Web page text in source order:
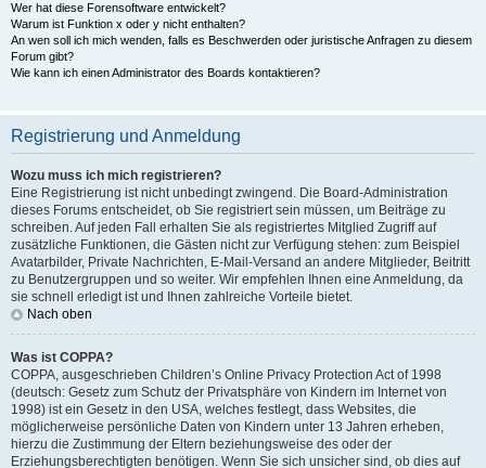
Wer hat diese Forensoftware entwickelt?
Warum ist Funktion x oder y nicht enthalten?
An wen soll ich mich wenden, falls es Beschwerden oder juristische Anfragen zu diesem
Forum gibt?
Wie kann ich einen Administrator des Boards kontaktieren?
Registrierung und Anmeldung
Wozu muss ich mich registrieren?
Eine Registrierung ist nicht unbedingt zwingend. Die Board-Administration
dieses Forums entscheidet, ob Sie registriert sein müssen, um Beiträge zu
schreiben. Auf jeden Fall erhalten Sie als registriertes Mitglied Zugriff auf
zusätzliche Funktionen, die Gästen nicht zur Verfügung stehen: zum Beispiel
Avatarbilder, Private Nachrichten, E-Mail-Versand an andere Mitglieder, Beitritt
zu Benutzergruppen und so weiter. Wir empfehlen Ihnen eine Anmeldung, da
sie schnell erledigt ist und Ihnen zahlreiche Vorteile bietet.
Nach oben
Was ist COPPA?
COPPA, ausgeschrieben Children’s Online Privacy Protection Act of 1998
(deutsch: Gesetz zum Schutz der Privatsphäre von Kindern im Internet von
1998) ist ein Gesetz in den USA, welches festlegt, dass Websites, die
möglicherweise persönliche Daten von Kindern unter 13 Jahren erheben,
hierzu die Zustimmung der Eltern beziehungsweise des oder der
Erziehungsberechtigten benötigen. Wenn Sie sich unsicher sind, ob dies auf